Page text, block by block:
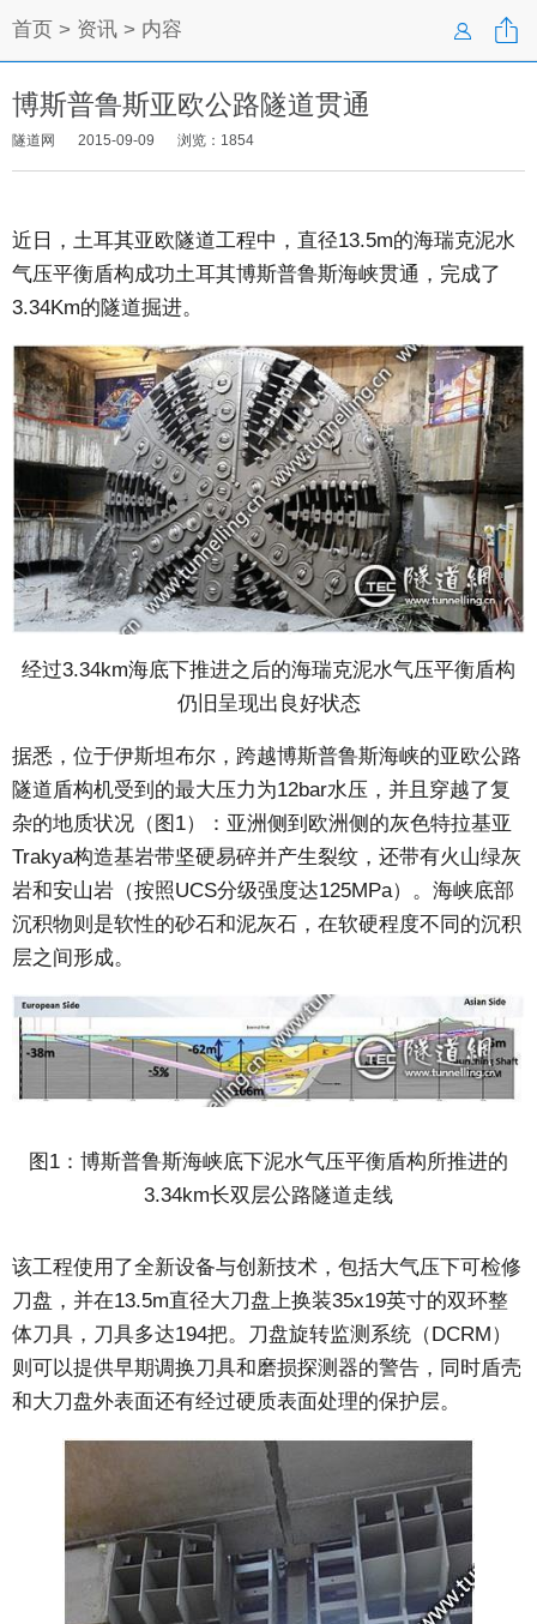
首页 > 资讯 > 内容  
博斯普鲁斯亚欧公路隧道贯通
隧道网 2015-09-09 浏览： 1854
近日，土耳其亚欧隧道工程中，直径13.5m的海瑞克泥水
气压平衡盾构成功土耳其博斯普鲁斯海峡贯通，完成了
3.34Km的隧道掘进。
经过3.34km海底下推进之后的海瑞克泥水气压平衡盾构
仍旧呈现出良好状态
据悉，位于伊斯坦布尔，跨越博斯普鲁斯海峡的亚欧公路
隧道盾构机受到的最大压力为12bar水压，并且穿越了复
杂的地质状况（图1）：亚洲侧到欧洲侧的灰色特拉基亚
Trakya构造基岩带坚硬易碎并产生裂纹，还带有火山绿灰
岩和安山岩（按照UCS分级强度达125MPa）。海峡底部
沉积物则是软性的砂石和泥灰石，在软硬程度不同的沉积
层之间形成。
图1：博斯普鲁斯海峡底下泥水气压平衡盾构所推进的
3.34km长双层公路隧道走线
该工程使用了全新设备与创新技术，包括大气压下可检修
刀盘，并在13.5m直径大刀盘上换装35x19英寸的双环整
体刀具，刀具多达194把。刀盘旋转监测系统（DCRM）
则可以提供早期调换刀具和磨损探测器的警告，同时盾壳
和大刀盘外表面还有经过硬质表面处理的保护层。